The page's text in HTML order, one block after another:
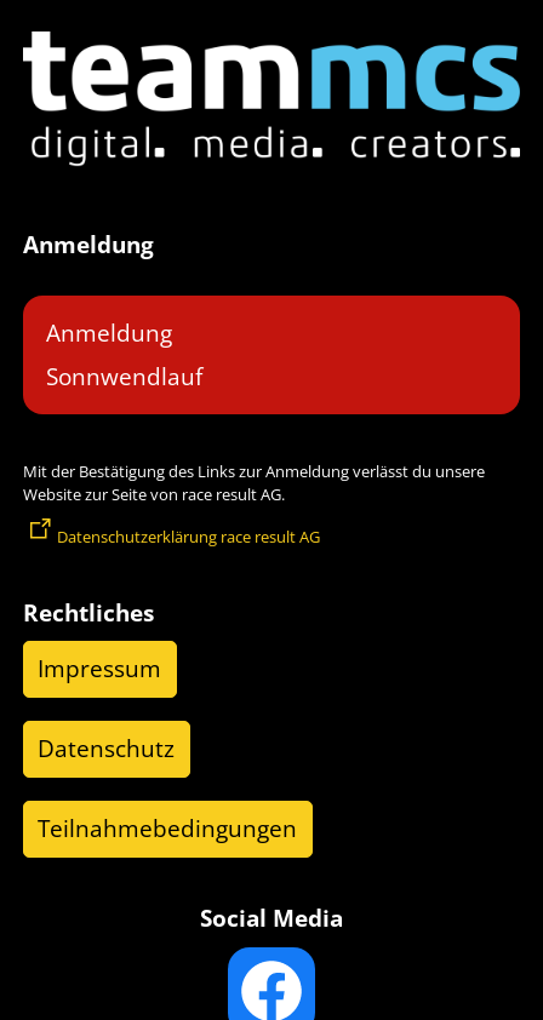
Anmeldung
Anmeldung
Sonnwendlauf
Mit der Bestätigung des Links zur Anmeldung verlässt du unsere
Website zur Seite von race result AG.
Datenschutzerklärung race result AG
Rechtliches
Impressum
Datenschutz
Teilnahmebedingungen
Social Media